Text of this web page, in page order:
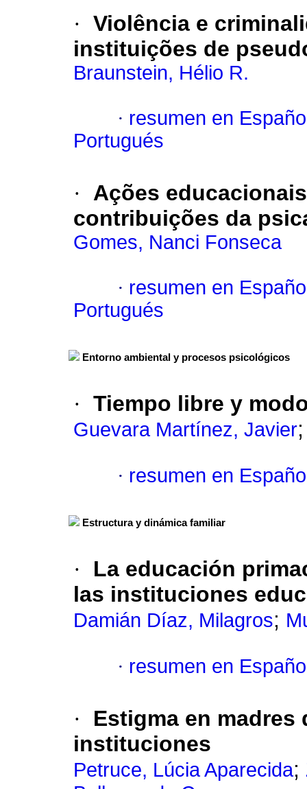
· Violência e
instituições de
Braunstein, Hélio R.
· resumen en
Portugués
·
Ações
contribuições da
Gomes, Nanci Fonseca
· resumen en
Portugués
Entorno ambiental y procesos psicológicos
· Tiempo libre y
Guevara Martínez, Javier
· resumen en
Estructura y dinámica familiar
·
La educación
las instituciones
Damián Díaz, Milagros;
· resumen en
· Estigma en madres
instituciones
Petruce, Lúcia Aparecida;